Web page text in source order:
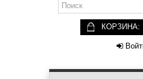
КОРЗИНА: